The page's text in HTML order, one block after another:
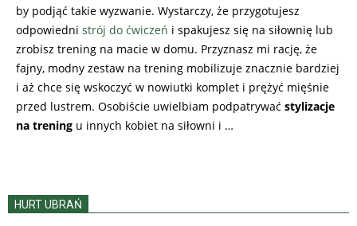
by podjąć takie wyzwanie. Wystarczy, że przygotujesz
odpowiedni strój do ćwiczeń i spakujesz się na siłownię lub
zrobisz trening na macie w domu. Przyznasz mi rację, że
fajny, modny zestaw na trening mobilizuje znacznie bardziej
i aż chce się wskoczyć w nowiutki komplet i prężyć mięśnie
przed lustrem. Osobiście uwielbiam podpatrywać stylizacje
na trening u innych kobiet na siłowni i …
HURT UBRAŃ